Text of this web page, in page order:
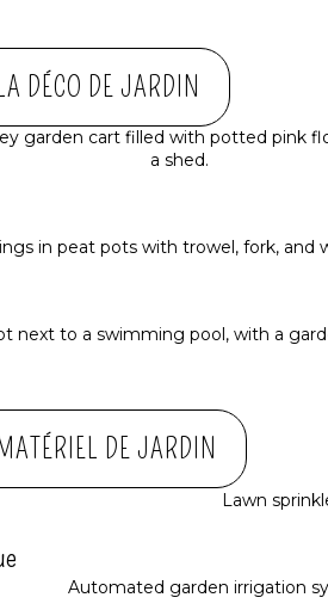
DÉCO DE JARDIN
DE JARDIN